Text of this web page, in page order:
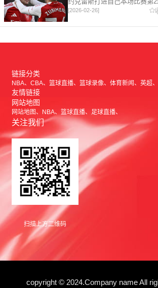
一项了不起的成就，枪手成为
打进1000球的球队，仅次于曼
[2026-02-26]
链接分类
NBA CBA 篮球直播 篮球录像 体育新闻 英超
友情链接
网站地图
网站地图 NBA 篮球直播 足球直播
关注我们
扫描上方二维码
copyright © 2024.Company name All